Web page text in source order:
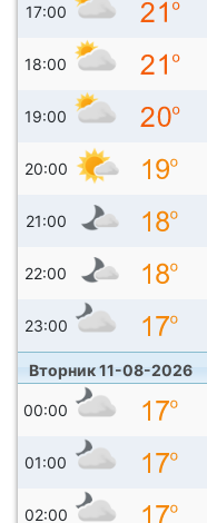
17:00
18:00
19:00
20:00
21:00
22:00
23:00
Вторник 11-08-2026
00:00
01:00
02:00